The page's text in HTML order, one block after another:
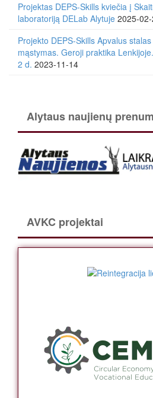
Projektas DEPS-Skills kviečia į
laboratoriją DELab Alytuje 2025-
Projekto DEPS-Skills Apvalus
mąstymas. Geroji praktika
2 d. 2023-11-14
Alytaus naujienų
AVKC projektai